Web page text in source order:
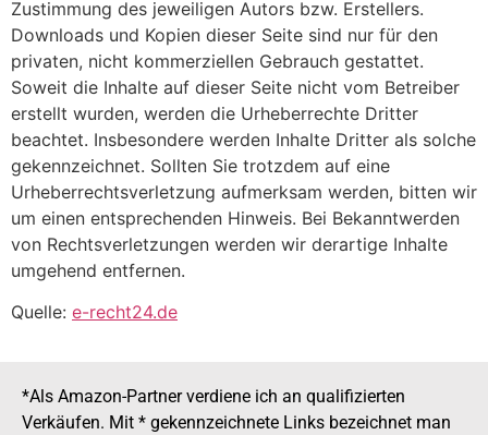
Zustimmung des jeweiligen Autors bzw. Erstellers.
Downloads und Kopien dieser Seite sind nur für den
privaten, nicht kommerziellen Gebrauch gestattet.
Soweit die Inhalte auf dieser Seite nicht vom Betreiber
erstellt wurden, werden die Urheberrechte Dritter
beachtet. Insbesondere werden Inhalte Dritter als solche
gekennzeichnet. Sollten Sie trotzdem auf eine
Urheberrechtsverletzung aufmerksam werden, bitten wir
um einen entsprechenden Hinweis. Bei Bekanntwerden
von Rechtsverletzungen werden wir derartige Inhalte
umgehend entfernen.
Quelle: e-recht24.de
*Als Amazon-Partner verdiene ich an qualifizierten
Verkäufen. Mit * gekennzeichnete Links bezeichnet man